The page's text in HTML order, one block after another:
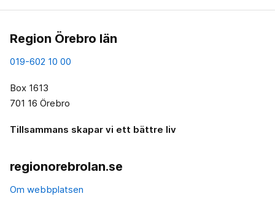
Region Örebro län
019-602 10 00
Box 1613
701 16 Örebro
Tillsammans skapar vi ett bättre liv
regionorebrolan.se
Om webbplatsen